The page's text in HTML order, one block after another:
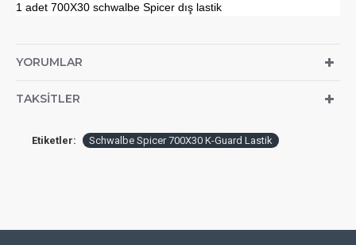
1 adet 700X30 schwalbe Spicer dış lastik
YORUMLAR
TAKSITLER
Etiketler: Schwalbe Spicer 700X30 K-Guard Lastik